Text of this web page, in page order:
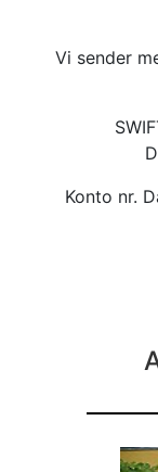
Vi sender
Konto nr.